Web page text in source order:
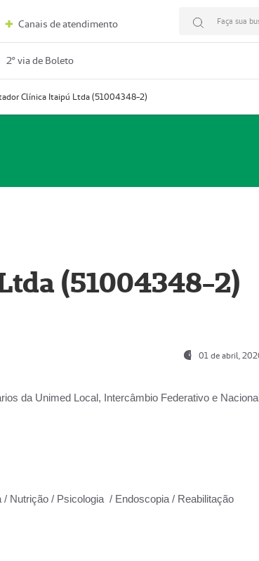
Canais de atendimento Faça sua
2º via de Boleto
Clínica Itaipú Ltda (51004348-2)
(51004348-2)
01 de abril,
da Unimed Local, Intercâmbio Federativo e
Nutrição / Psicologia / Endoscopia / Reabilitação